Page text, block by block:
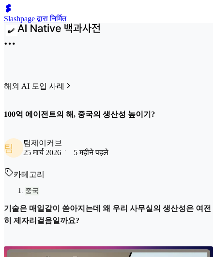
Slashpage द्वारा निर्मित
해외 AI 도입 사례
100억 에이전트의 해, 중국의 생산성 높이기?
팀
팀제이커브
25 मार्च 2026
5 महीने पहले
카테고리
중국
기술은 매일같이 쏟아지는데 왜 우리 사무실의 생산성은 여전
히 제자리걸음일까요?